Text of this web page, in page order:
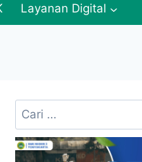
Layanan Digital
Cari
untuk: